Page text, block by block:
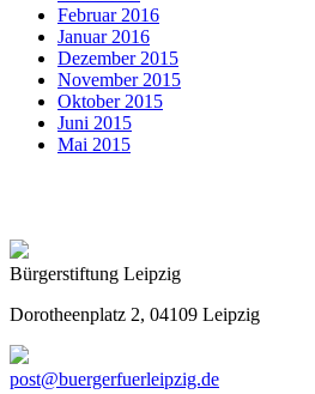
Februar 2016
Januar 2016
Dezember 2015
November 2015
Oktober 2015
Juni 2015
Mai 2015
Bürgerstiftung Leipzig
Dorotheenplatz 2, 04109 Leipzig
post@buergerfuerleipzig.de